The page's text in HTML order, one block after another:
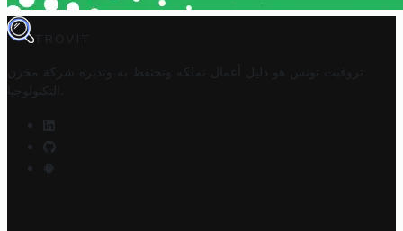
TROVIT
تروفيت تونس هو دليل أعمال تملكه وتحتفظ به وتديره
شركة مخزن
التكنولوجيا